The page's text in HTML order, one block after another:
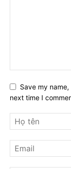
Save my
next time I